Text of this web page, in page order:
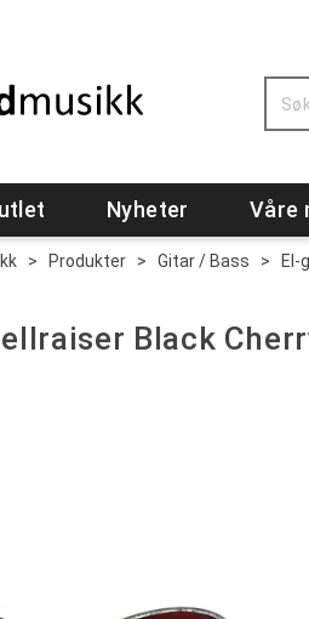
Nyheter Våre
> Produkter > Gitar / Bass > El-
Black